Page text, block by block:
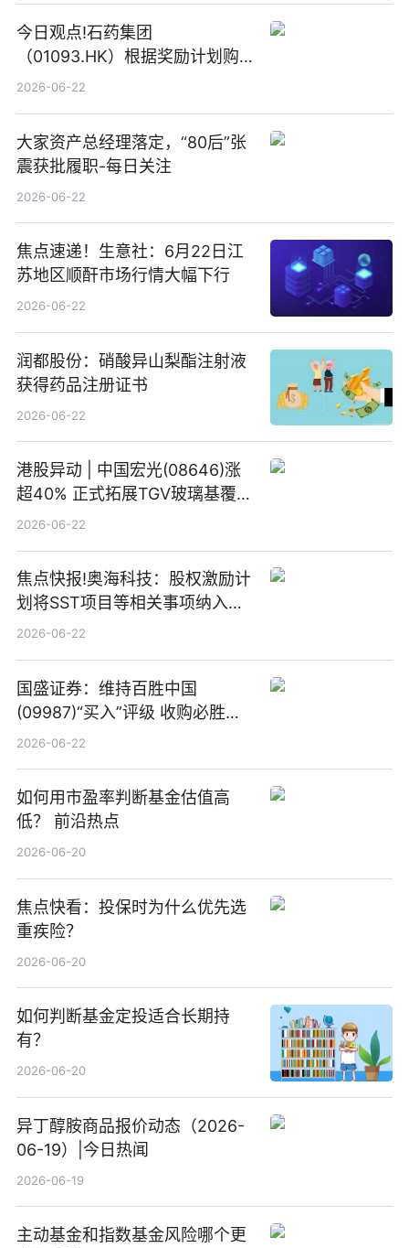
今日观点!石药集团
（01093.HK）根据奖励计划购
回580万股
2026-06-22
大家资产总经理落定，“80后”张
震获批履职-每日关注
2026-06-22
焦点速递！生意社：6月22日江
苏地区顺酐市场行情大幅下行
2026-06-22
润都股份：硝酸异山梨酯注射液
获得药品注册证书
2026-06-22
港股异动 | 中国宏光(08646)涨
超40% 正式拓展TGV玻璃基覆铜
板新材料业务
2026-06-22
焦点快报!奥海科技：股权激励计
划将SST项目等相关事项纳入专
项业务发展考核指标
2026-06-22
国盛证券：维持百胜中国
(09987)“买入”评级 收购必胜客
中国增厚利润加速成长 信息
2026-06-22
如何用市盈率判断基金估值高
低？ 前沿热点
2026-06-20
焦点快看：投保时为什么优先选
重疾险？
2026-06-20
如何判断基金定投适合长期持
有？
2026-06-20
异丁醇胺商品报价动态（2026-
06-19）|今日热闻
2026-06-19
主动基金和指数基金风险哪个更